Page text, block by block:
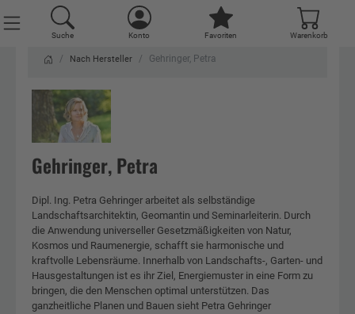
Suche Konto Favoriten Warenkorb
Nach Hersteller Gehringer, Petra
Gehringer, Petra
Dipl. Ing. Petra Gehringer arbeitet als selbständige
Landschaftsarchitektin, Geomantin und Seminarleiterin. Durch
die Anwendung universeller Gesetzmäßigkeiten von Natur,
Kosmos und Raumenergie, schafft sie harmonische und
kraftvolle Lebensräume. Innerhalb von Landschafts-, Garten- und
Hausgestaltungen ist es ihr Ziel, Energiemuster in eine Form zu
bringen, die den Menschen optimal unterstützen. Das
ganzheitliche Planen und Bauen sieht Petra Gehringer